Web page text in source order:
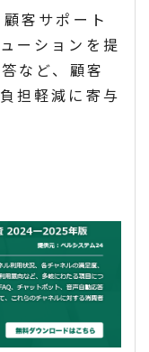
客サポート
ーションを提
など、顧客
担軽減に寄与